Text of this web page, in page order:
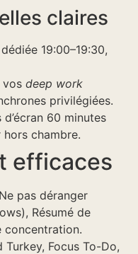
claires
19:00–19:30,
vos deep work
privilégiées.
d’écran 60 minutes
chambre.
efficaces
pas déranger
Résumé de
concentration.
Turkey, Focus To-Do,